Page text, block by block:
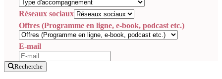
Réseaux sociaux
Offres (Programme en ligne, e-book, podcast etc.)
E-mail
Recherche